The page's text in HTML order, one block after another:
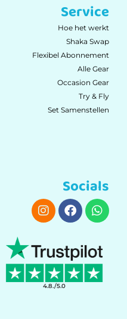
Service
Hoe het werkt
Shaka Swap
Flexibel Abonnement
Alle Gear
Occasion Gear
Try & Fly
Set Samenstellen
Socials
4.8./5.0